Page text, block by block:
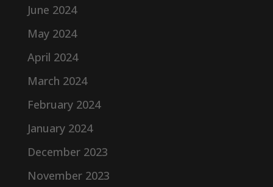
June 2024
May 2024
April 2024
March 2024
February 2024
January 2024
December 2023
November 2023